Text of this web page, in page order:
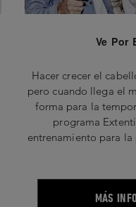
Ve Por
Hacer crecer el
pero cuando llega el
forma para la
programa
entrenamiento para
MÁS